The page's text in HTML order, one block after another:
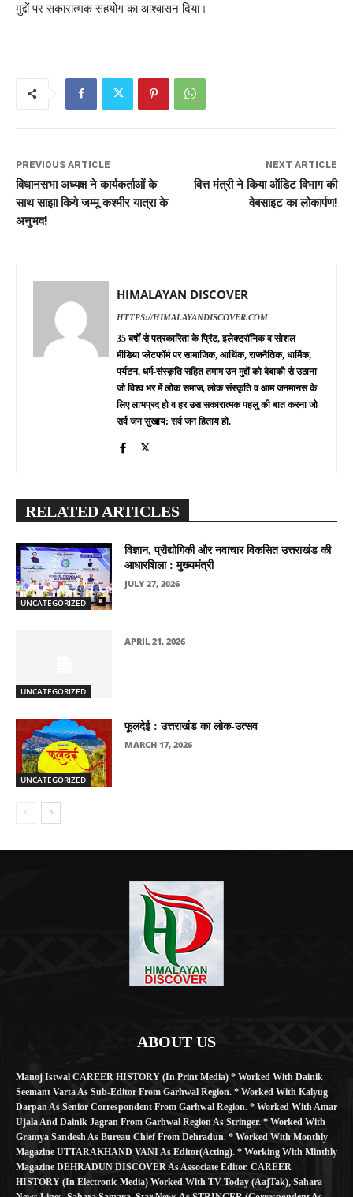
मुद्दों पर सकारात्मक सहयोग का आश्वासन दिया।
PREVIOUS ARTICLE
विधानसभा अध्यक्ष ने कार्यकर्ताओं के
साथ साझा किये जम्मू कश्मीर यात्रा के
अनुभव!
NEXT ARTICLE
वित्त मंत्री ने किया ऑडिट विभाग की
वेबसाइट का लोकार्पण!
HIMALAYAN DISCOVER
HTTPS://HIMALAYANDISCOVER.COM
35 बर्षों से पत्रकारिता के प्रिंट, इलेक्ट्रॉनिक व सोशल
मीडिया प्लेटफॉर्म पर सामाजिक, आर्थिक, राजनैतिक, धार्मिक,
पर्यटन, धर्म-संस्कृति सहित तमाम उन मुद्दों को बेबाकी से उठाना
जो विश्व भर में लोक समाज, लोक संस्कृति व आम जनमानस के
लिए लाभप्रद हो व हर उस सकारात्मक पहलु की बात करना जो
सर्व जन सुखाय: सर्व जन हिताय हो.
RELATED ARTICLES
UNCATEGORIZED
विज्ञान, प्रौद्योगिकी और नवाचार विकसित उत्तराखंड की
आधारशिला : मुख्यमंत्री
JULY 27, 2026
UNCATEGORIZED
APRIL 21, 2026
UNCATEGORIZED
फूलदेई : उत्तराखंड का लोक-उत्सव
MARCH 17, 2026
ABOUT US
Manoj Istwal CAREER HISTORY (in Print Media) * Worked With Dainik
Seemant Varta As Sub-Editor From Garhwal Region. * Worked With Kalyug
Darpan As Senior Correspondent From Garhwal Region. * Worked With Amar
Ujala And Dainik Jagran From Garhwal Region As Stringer. * Worked With
Gramya Sandesh As Bureau Chief From Dehradun. * Worked With Monthly
Magazine UTTARAKHAND VANI As Editor(Acting). * Working With Minthly
Magazine DEHRADUN DISCOVER As Associate Editor. CAREER
HISTORY (in Electronic Media) Worked With TV Today (AajTak), Sahara